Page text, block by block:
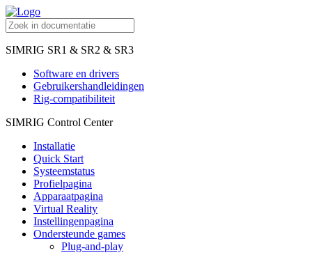
SIMRIG SR1 & SR2 & SR3
Software en drivers
Gebruikershandleidingen
Rig-compatibiliteit
SIMRIG Control Center
Installatie
Quick Start
Systeemstatus
Profielpagina
Apparaatpagina
Virtual Reality
Instellingenpagina
Ondersteunde games
Plug-and-play